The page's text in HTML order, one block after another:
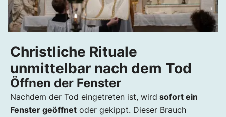
Christliche Rituale
unmittelbar nach dem Tod
Öffnen der Fenster
Nachdem der Tod eingetreten ist, wird sofort ein
Fenster geöffnet oder gekippt. Dieser Brauch